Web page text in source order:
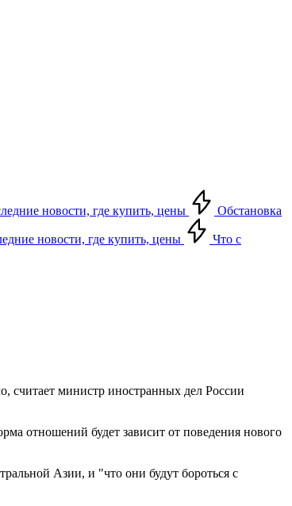
новости, где купить, цены Обстановка
новости, где купить, цены
Что с
считает министр иностранных дел России
отношений будет зависит от поведения нового
Азии, и "что они будут бороться с